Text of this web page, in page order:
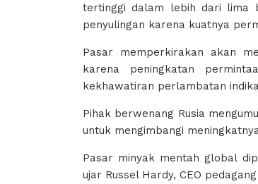
tertinggi dalam lebih dari lima
penyulingan karena kuatnya
Pasar memperkirakan akan
karena peningkatan
kekhawatiran perlambatan
Pihak berwenang Rusia
untuk mengimbangi
Pasar minyak mentah global
ujar Russel Hardy, CEO